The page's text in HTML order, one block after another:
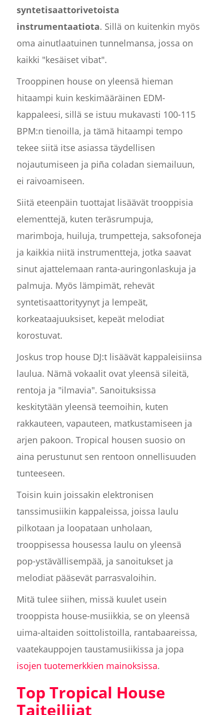
syntetisaattorivetoista
instrumentaatiota. Sillä on kuitenkin myös
oma ainutlaatuinen tunnelmansa, jossa on
kaikki "kesäiset vibat".
Trooppinen house on yleensä hieman
hitaampi kuin keskimääräinen EDM-
kappaleesi, sillä se istuu mukavasti 100-115
BPM:n tienoilla, ja tämä hitaampi tempo
tekee siitä itse asiassa täydellisen
nojautumiseen ja piña coladan siemailuun,
ei raivoamiseen.
Siitä eteenpäin tuottajat lisäävät trooppisia
elementtejä, kuten teräsrumpuja,
marimboja, huiluja, trumpetteja, saksofoneja
ja kaikkia niitä instrumentteja, jotka saavat
sinut ajattelemaan ranta-auringonlaskuja ja
palmuja. Myös lämpimät, rehevät
syntetisaattorityynyt ja lempeät,
korkeataajuuksiset, kepeät melodiat
korostuvat.
Joskus trop house DJ:t lisäävät kappaleisiinsa
laulua. Nämä vokaalit ovat yleensä sileitä,
rentoja ja "ilmavia". Sanoituksissa
keskitytään yleensä teemoihin, kuten
rakkauteen, vapauteen, matkustamiseen ja
arjen pakoon. Tropical housen suosio on
aina perustunut sen rentoon onnellisuuden
tunteeseen.
Toisin kuin joissakin elektronisen
tanssimusiikin kappaleissa, joissa laulu
pilkotaan ja loopataan unholaan,
trooppisessa housessa laulu on yleensä
pop-ystävällisempää, ja sanoitukset ja
melodiat pääsevät parrasvaloihin.
Mitä tulee siihen, missä kuulet usein
trooppista house-musiikkia, se on yleensä
uima-altaiden soittolistoilla, rantabaareissa,
vaatekauppojen taustamusiikissa ja jopa
isojen tuotemerkkien mainoksissa.
Top Tropical House
Taiteilijat